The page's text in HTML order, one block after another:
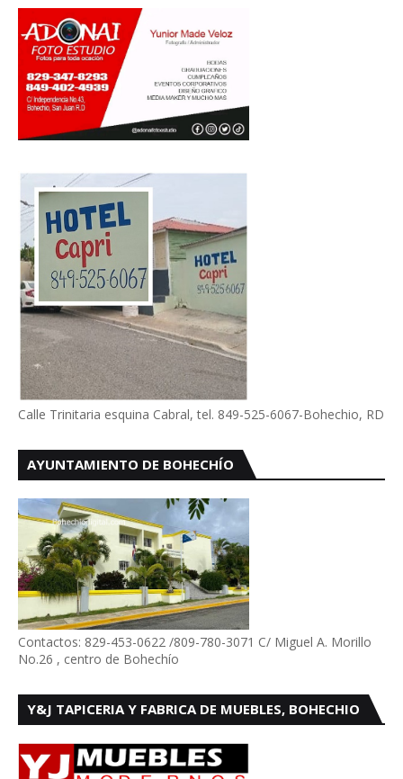
Calle Trinitaria esquina Cabral, tel. 849-525-6067-Bohechio, RD
AYUNTAMIENTO DE BOHECHÍO
Contactos: 829-453-0622 /809-780-3071 C/ Miguel A. Morillo
No.26 , centro de Bohechío
Y&J TAPICERIA Y FABRICA DE MUEBLES, BOHECHIO